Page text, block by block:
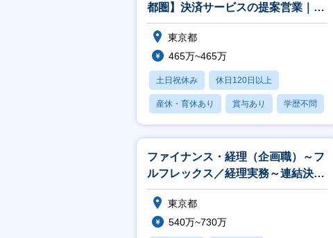
都圏】決済サービスの提案営業｜営
業経験者歓迎・SVポジション
東京都
465万~465万
土日祝休み 休日120日以上
産休・育休あり 賞与あり 学歴不問
ファイナンス・経理（企画職）～フ
ルフレックス／経理実務～連結決
算・業務改善等柔軟にお任せ！～
東京都
540万~730万